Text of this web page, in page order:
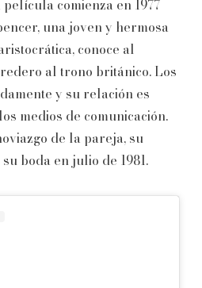
película comienza en 1977
una joven y hermosa
conoce al
al trono británico. Los
y su relación es
medios de comunicación.
de la pareja, su
boda en julio de 1981.